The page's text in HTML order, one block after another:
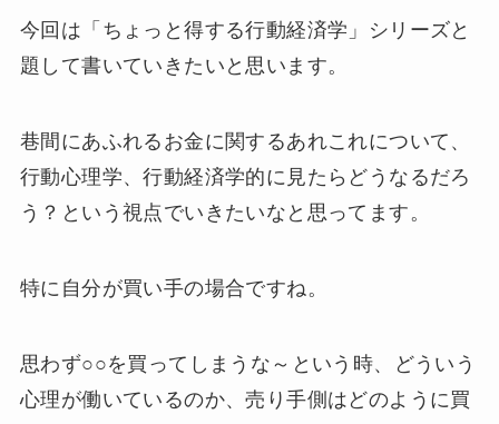
今回は「ちょっと得する行動経済学」シリーズと
題して書いていきたいと思います。
巷間にあふれるお金に関するあれこれについて、
行動心理学、行動経済学的に見たらどうなるだろ
う？という視点でいきたいなと思ってます。
特に自分が買い手の場合ですね。
思わず○○を買ってしまうな～という時、どういう
心理が働いているのか、売り手側はどのように買